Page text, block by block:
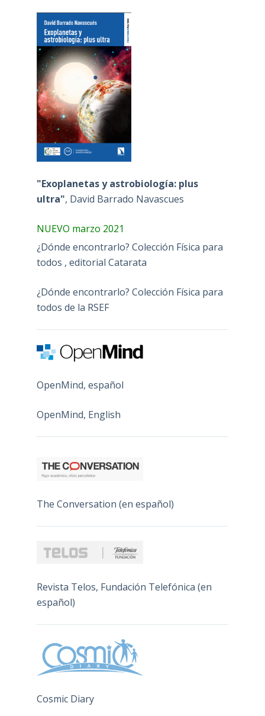
"Exoplanetas y astrobiología: plus
ultra", David Barrado Navascues
NUEVO marzo 2021
¿Dónde encontrarlo? Colección Física para
todos , editorial Catarata
¿Dónde encontrarlo? Colección Física para
todos de la RSEF
OpenMind, español
OpenMind, English
The Conversation (en español)
Revista Telos, Fundación Telefónica (en
español)
Cosmic Diary